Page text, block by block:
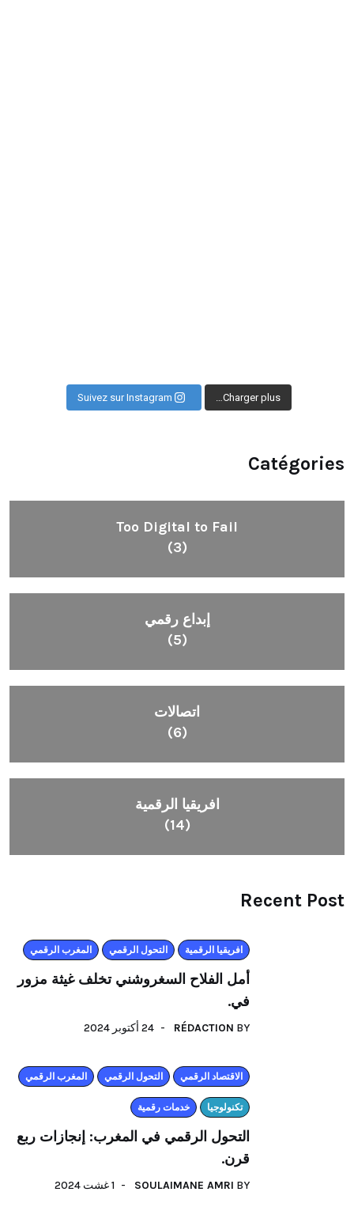
Charger plus…
Suivez sur Instagram
Catégories
Too Digital to Fail
(3)
إبداع رقمي
(5)
اتصالات
(6)
افريقيا الرقمية
(14)
Recent Post
افريقيا الرقمية التحول الرقمي المغرب الرقمي
أمل الفلاح السغروشني تخلف غيثة مزور
في.
BY
RÉDACTION 24 أكتوبر 2024
اﻻقتصاد الرقمي التحول الرقمي المغرب الرقمي
تكنولوجيا خدمات رقمية
التحول الرقمي في المغرب: إنجازات ربع
قرن.
BY
SOULAIMANE AMRI 1 غشت 2024